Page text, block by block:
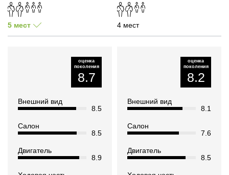
5 мест 4 мест
оценка
поколения
8.7
Внешний вид
8.5
Салон
8.5
Двигатель
8.9
оценка
поколения
8.2
Внешний вид
8.1
Салон
7.6
Двигатель
8.5